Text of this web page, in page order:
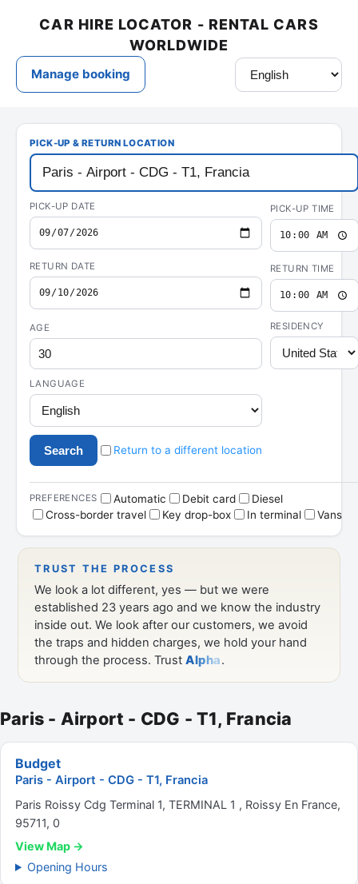
Paris - Airport - CDG - T1, Francia
Budget
Paris - Airport - CDG - T1, Francia
Paris Roissy Cdg Terminal 1, TERMINAL 1 , Roissy En France,
95711, 0
View Map →
Opening Hours